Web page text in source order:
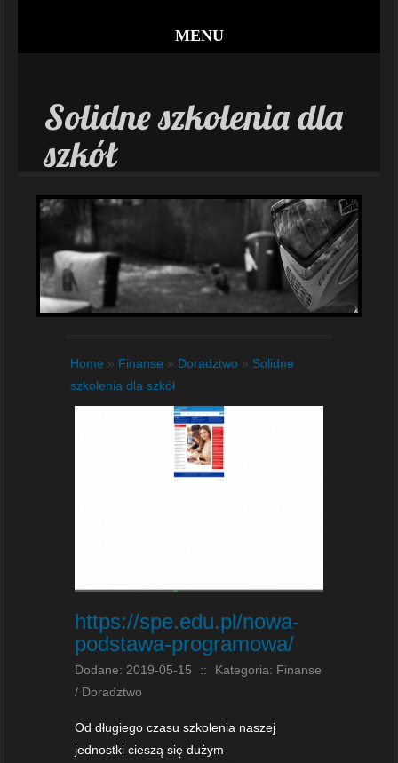
MENU
Solidne szkolenia dla
szkół
Home » Finanse » Doradztwo » Solidne
szkolenia dla szkół
https://spe.edu.pl/nowa-
podstawa-programowa/
Dodane: 2019-05-15 ::
Kategoria: Finanse
/ Doradztwo
Od długiego czasu szkolenia naszej
jednostki cieszą się dużym